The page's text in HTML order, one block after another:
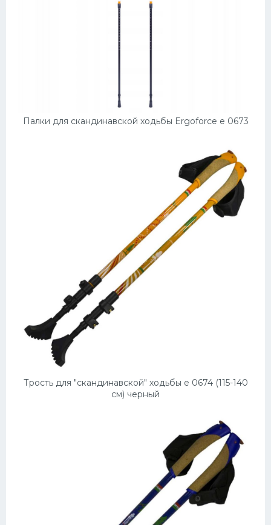
Палки для скандинавской ходьбы Ergoforce е 0673
Трость для "скандинавской" ходьбы е 0674 (115-140
см) черный